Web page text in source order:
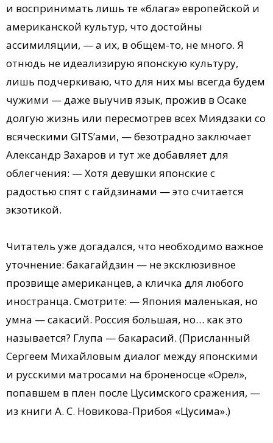
и воспринимать лишь те «блага» европейской и
американской культур, что достойны
ассимиляции, — а их, в общем-то, не много. Я
отнюдь не идеализирую японскую культуру,
лишь подчеркиваю, что для них мы всегда будем
чужими — даже выучив язык, прожив в Осаке
долгую жизнь или пересмотрев всех Миядзаки со
всяческими GITS’ами, — безотрадно заключает
Александр Захаров и тут же добавляет для
облегчения: — Хотя девушки японские с
радостью спят с гайдзинами — это считается
экзотикой.
Читатель уже догадался, что необходимо важное
уточнение: бакагайдзин — не эксклюзивное
прозвище американцев, а кличка для любого
иностранца. Смотрите: — Япония маленькая, но
умна — сакасий. Россия большая, но… как это
называется? Глупа — бакарасий. (Присланный
Сергеем Михайловым диалог между японскими
и русскими матросами на броненосце «Орел»,
попавшем в плен после Цусимского сражения, —
из книги А. С. Новикова-Прибоя «Цусима».)